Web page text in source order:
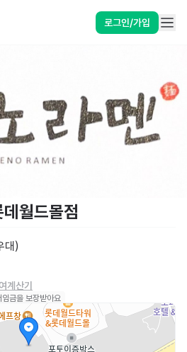
로그인/가입
월드몰점
대 )
계산기
금을 보장받아요